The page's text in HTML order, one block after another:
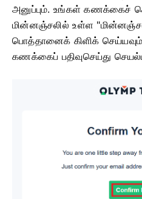
அனுப்பும். உங்கள் கணக்கைச்
மின்னஞ்சலில் உள்ள
பொத்தானைக் கிளிக்
கணக்கைப் பதிவுசெய்து